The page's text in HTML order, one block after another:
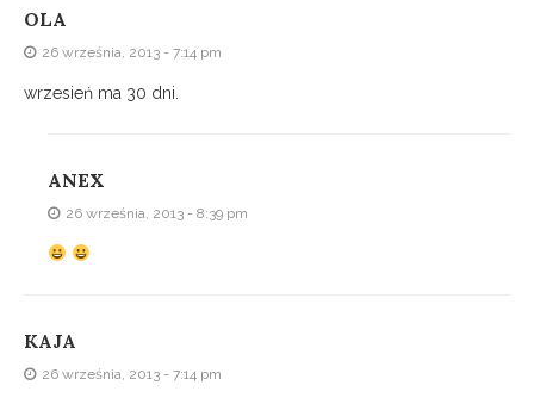
OLA
26 września, 2013 - 7:14 pm
wrzesień ma 30 dni.
ANEX
26 września, 2013 - 8:39 pm
KAJA
26 września, 2013 - 7:14 pm